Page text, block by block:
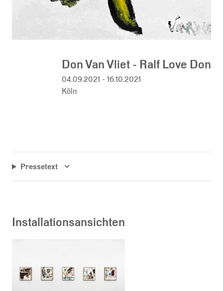
Don Van Vliet - Ralf Love Don
04.09.2021 - 16.10.2021
Köln
Pressetext
Installationsansichten